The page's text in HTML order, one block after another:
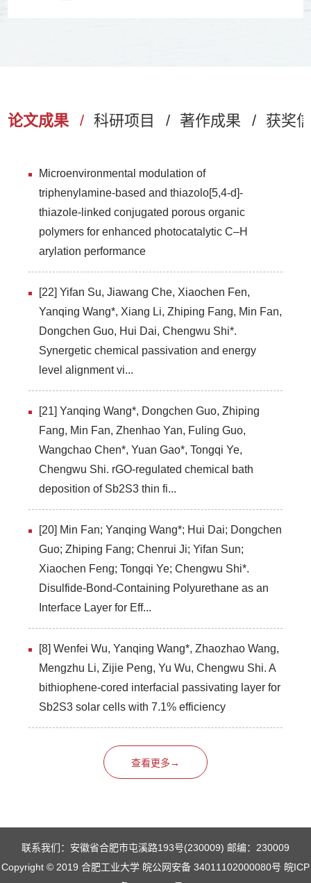
论文成果 / 科研项目 / 著作成果 / 获奖
Microenvironmental modulation of
triphenylamine-based and thiazolo[5,4-d]-
thiazole-linked conjugated porous organic
polymers for enhanced photocatalytic C–H
arylation performance
[22] Yifan Su, Jiawang Che, Xiaochen Fen,
Yanqing Wang*, Xiang Li, Zhiping Fang, Min Fan,
Dongchen Guo, Hui Dai, Chengwu Shi*.
Synergetic chemical passivation and energy
level alignment vi...
[21] Yanqing Wang*, Dongchen Guo, Zhiping
Fang, Min Fan, Zhenhao Yan, Fuling Guo,
Wangchao Chen*, Yuan Gao*, Tongqi Ye,
Chengwu Shi. rGO-regulated chemical bath
deposition of Sb2S3 thin fi...
[20] Min Fan; Yanqing Wang*; Hui Dai; Dongchen
Guo; Zhiping Fang; Chenrui Ji; Yifan Sun;
Xiaochen Feng; Tongqi Ye; Chengwu Shi*.
Disulfide-Bond-Containing Polyurethane as an
Interface Layer for Eff...
[8] Wenfei Wu, Yanqing Wang*, Zhaozhao Wang,
Mengzhu Li, Zijie Peng, Yu Wu, Chengwu Shi. A
bithiophene-cored interfacial passivating layer for
Sb2S3 solar cells with 7.1% efficiency
查看更多→
联系我们：安徽省合肥市屯溪路193号(230009) 邮编：230009
Copyright © 2019 合肥工业大学 皖公网安备 34011102000080号 皖ICP